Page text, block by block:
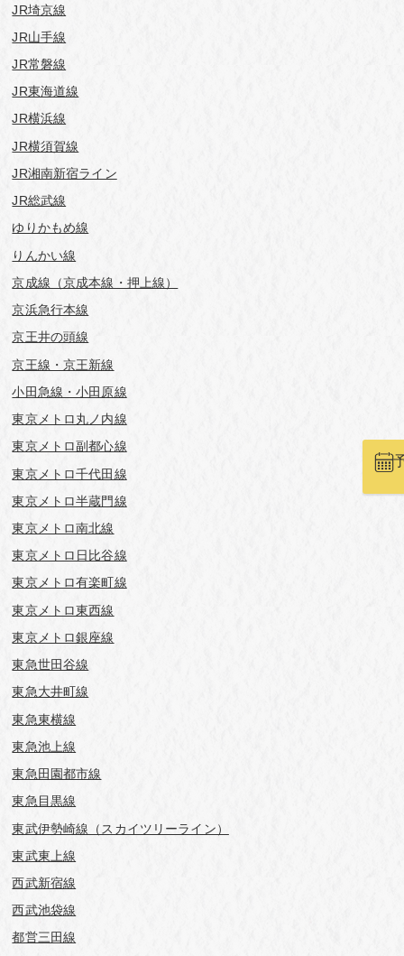
JR埼京線
JR山手線
JR常磐線
JR東海道線
JR横浜線
JR横須賀線
JR湘南新宿ライン
JR総武線
ゆりかもめ線
りんかい線
京成線（京成本線・押上線）
京浜急行本線
京王井の頭線
京王線・京王新線
小田急線・小田原線
東京メトロ丸ノ内線
東京メトロ副都心線
東京メトロ千代田線
東京メトロ半蔵門線
東京メトロ南北線
東京メトロ日比谷線
東京メトロ有楽町線
東京メトロ東西線
東京メトロ銀座線
東急世田谷線
東急大井町線
東急東横線
東急池上線
東急田園都市線
東急目黒線
東武伊勢崎線（スカイツリーライン）
東武東上線
西武新宿線
西武池袋線
都営三田線